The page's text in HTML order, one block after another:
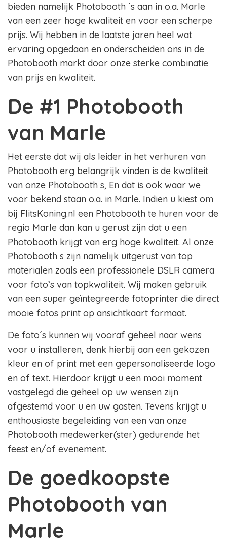
bieden namelijk Photobooth ´s aan in o.a. Marle
van een zeer hoge kwaliteit en voor een scherpe
prijs. Wij hebben in de laatste jaren heel wat
ervaring opgedaan en onderscheiden ons in de
Photobooth markt door onze sterke combinatie
van prijs en kwaliteit.
De #1 Photobooth
van Marle
Het eerste dat wij als leider in het verhuren van
Photobooth erg belangrijk vinden is de kwaliteit
van onze Photobooth s, En dat is ook waar we
voor bekend staan o.a. in Marle. Indien u kiest om
bij FlitsKoning.nl een Photobooth te huren voor de
regio Marle dan kan u gerust zijn dat u een
Photobooth krijgt van erg hoge kwaliteit. Al onze
Photobooth s zijn namelijk uitgerust van top
materialen zoals een professionele DSLR camera
voor foto’s van topkwaliteit. Wij maken gebruik
van een super geïntegreerde fotoprinter die direct
mooie fotos print op ansichtkaart formaat.
De foto´s kunnen wij vooraf geheel naar wens
voor u installeren, denk hierbij aan een gekozen
kleur en of print met een gepersonaliseerde logo
en of text. Hierdoor krijgt u een mooi moment
vastgelegd die geheel op uw wensen zijn
afgestemd voor u en uw gasten. Tevens krijgt u
enthousiaste begeleiding van een van onze
Photobooth medewerker(ster) gedurende het
feest en/of evenement.
De goedkoopste
Photobooth van
Marle